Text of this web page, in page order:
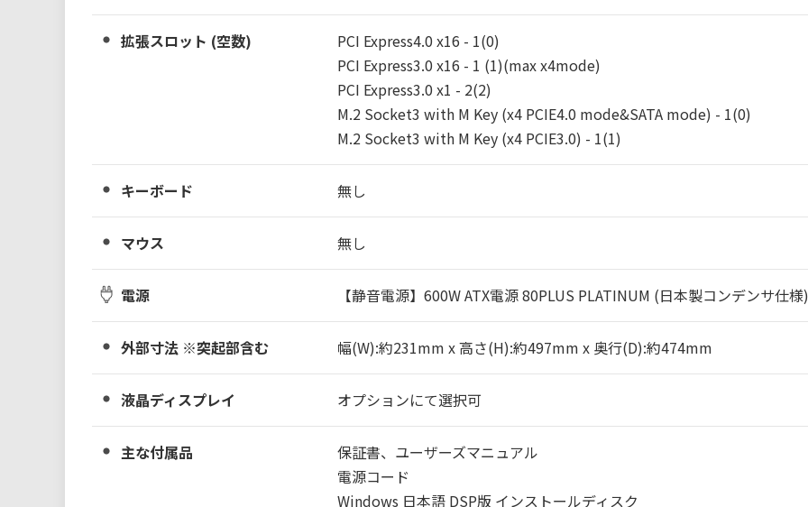
拡張スロット (空数)
PCI Express4.0 x16 - 1(0)
PCI Express3.0 x16 - 1 (1)(max x4mode)
PCI Express3.0 x1 - 2(2)
M.2 Socket3 with M Key (x4 PCIE4.0 mode&SATA mode) - 1(0)
M.2 Socket3 with M Key (x4 PCIE3.0) - 1(1)
キーボード 無し
マウス 無し
電源 【静音電源】600W ATX電源 80PLUS PLATINUM (日本製コンデンサ仕様)
外部寸法 ※突起部含む 幅(W):約231mm x 高さ(H):約497mm x 奥行(D):約474mm
液晶ディスプレイ オプションにて選択可
主な付属品
保証書、ユーザーズマニュアル
電源コード
Windows 日本語 DSP版 インストールディスク